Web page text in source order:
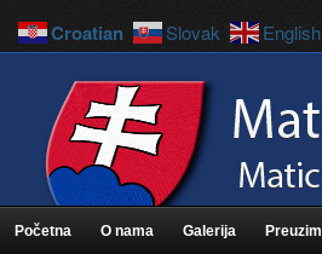
Početna O nama Galerija
Croatian Slovak English